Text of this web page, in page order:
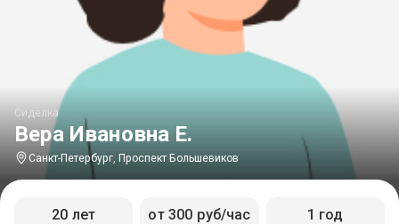
Вера Ивановна Е.
Сиделка
Санкт-Петербург, Проспект Большевиков
20 лет от 300 руб/час 1 год